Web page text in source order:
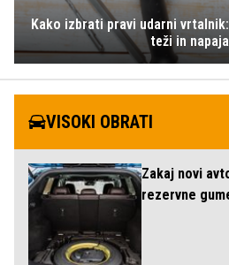
Kako izbrati pravi udarni
teži in
VISOKI OBRATI
Zakaj novi
rezervne